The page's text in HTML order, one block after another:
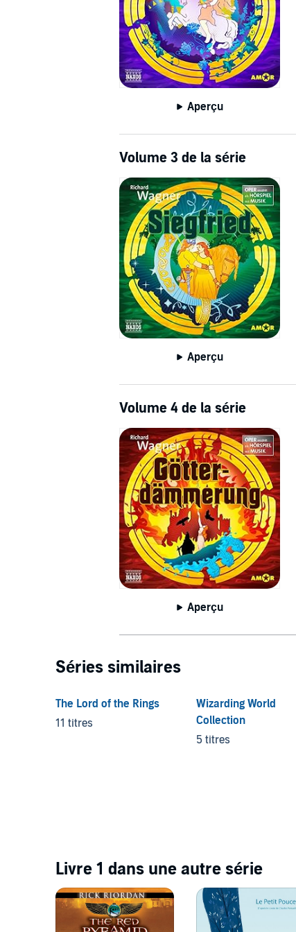
Aperçu
Volume 3 de la série
Aperçu
Volume 4 de la série
Aperçu
Séries similaires
The Lord of the Rings
11 titres
Wizarding World
Collection
5 titres
Livre 1 dans une autre série